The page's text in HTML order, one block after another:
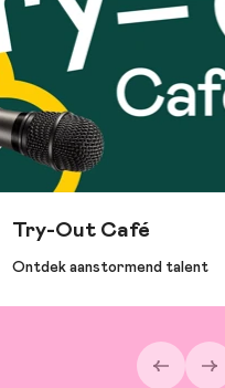
Try-Out Café
Ontdek aanstormend talent